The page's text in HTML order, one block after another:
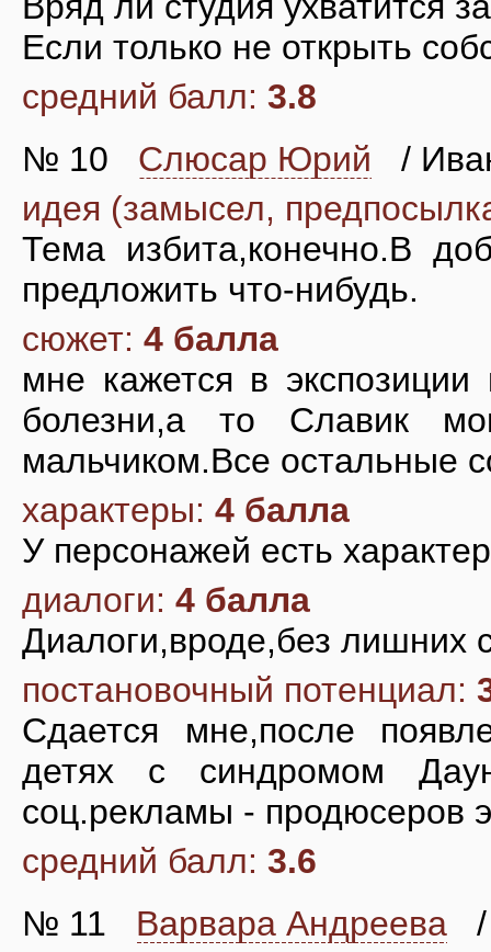
Если только не открыть
средний балл: 3.8
№ 10 Слюсар Юрий
/
идея (замысел,
Тема избита,конечно.В
предложить что-нибудь.
сюжет: 4 балла
мне кажется в
болезни,а то Славик
мальчиком.Все остальные
характеры: 4 балла
У персонажей есть
диалоги: 4 балла
Диалоги,вроде,без лишних
постановочный потенциал:
Сдается мне,после
детях с синдромом
соц.рекламы - продюсеров
средний балл: 3.6
№ 11 Варвара Андреева